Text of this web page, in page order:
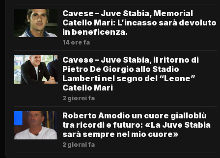
Cavese – Juve Stabia, Memorial
Catello Mari: L’incasso sarà devoluto
in beneficenza.
14 ore fa
Cavese – Juve Stabia, il ritorno di
Pietro De Giorgio allo Stadio
Lamberti nel segno del “Leone”
Catello Mari
2 giorni fa
Roberto Amodio un cuore gialloblù
tra ricordi e futuro: «La Juve Stabia
sarà sempre nel mio cuore»
2 giorni fa